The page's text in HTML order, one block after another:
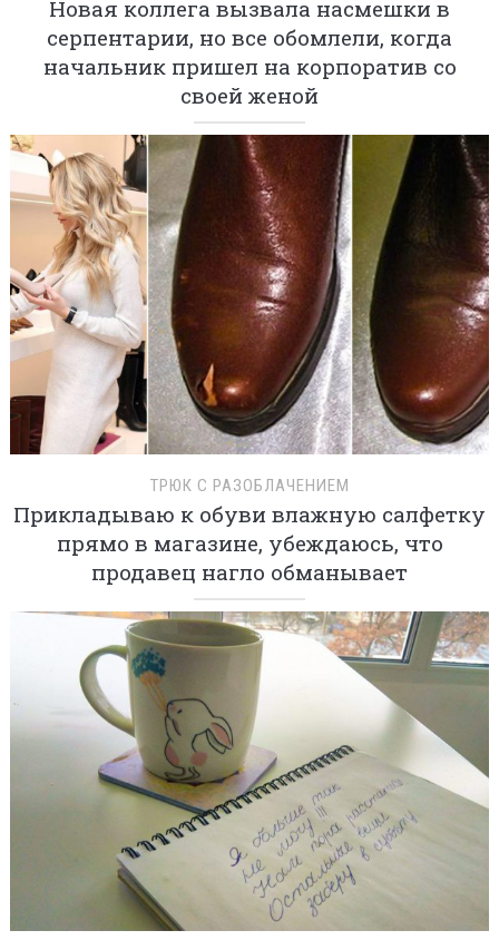
Новая коллега вызвала насмешки в
серпентарии, но все обомлели, когда
начальник пришел на корпоратив со
своей женой
ТРЮК С РАЗОБЛАЧЕНИЕМ
Прикладываю к обуви влажную салфетку
прямо в магазине, убеждаюсь, что
продавец нагло обманывает